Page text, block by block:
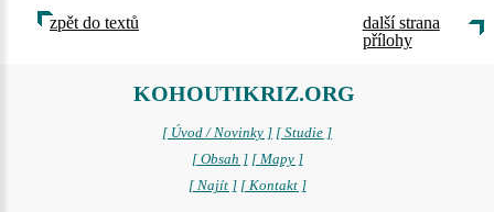
zpět do textů
další strana
přílohy
KOHOUTIKRIZ.ORG
[ Úvod / Novinky ] [ Studie ]
[ Obsah ] [ Mapy ]
[ Najít ] [ Kontakt ]